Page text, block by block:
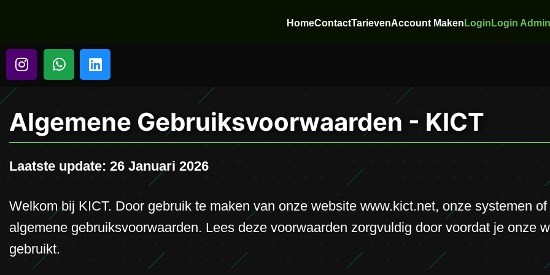
HomeContactTarievenAccount Maken Login Login Admin
Algemene Gebruiksvoorwaarden - KICT
Laatste update: 26 Januari 2026
Welkom bij KICT. Door gebruik te maken van onze website www.kict.net, onze systemen
algemene gebruiksvoorwaarden. Lees deze voorwaarden zorgvuldig door voordat je onze
gebruikt.